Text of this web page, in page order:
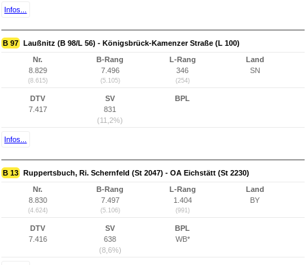
Infos...
B 97 Laußnitz (B 98/L 56) - Königsbrück-Kamenzer Straße (L 100)
Nr.
8.829
(8.615)
B-Rang
7.496
(5.105)
L-Rang
346
(254)
Land
SN
DTV
7.417
SV
831
(11,2%)
BPL
Infos...
B 13 Ruppertsbuch, Ri. Schernfeld (St 2047) - OA Eichstätt (St 2230)
Nr.
8.830
(4.624)
B-Rang
7.497
(5.106)
L-Rang
1.404
(991)
Land
BY
DTV
7.416
SV
638
(8,6%)
BPL
WB*